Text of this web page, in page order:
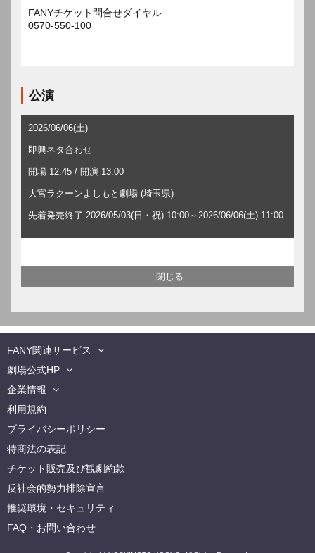
FANYチケット問合せダイヤル
0570-550-100
公演
2026/06/06(土)
即興ネタ合わせ
開場 12:45 / 開演 13:00
大宮ラクーンよしもと劇場 (埼玉県)
先着発売終了 2026/05/03(日・祝) 10:00～2026/06/06(土) 11:00
FANY関連サービス
劇場公式HP
企業情報
利用規約
プライバシーポリシー
特商法の表記
チケット販売及び観劇約款
反社会的勢力排除宣言
推奨環境・セキュリティ
FAQ・お問い合わせ